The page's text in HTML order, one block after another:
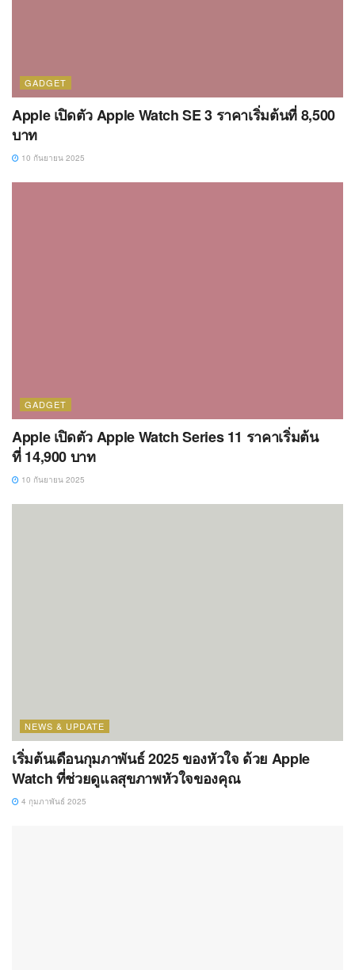
GADGET
Apple เปิดตัว Apple Watch SE 3 ราคาเริ่มต้นที่ 8,500
บาท
10 กันยายน 2025
GADGET
Apple เปิดตัว Apple Watch Series 11 ราคาเริ่มต้น
ที่ 14,900 บาท
10 กันยายน 2025
NEWS & UPDATE
เริ่มต้นเดือนกุมภาพันธ์ 2025 ของหัวใจ ด้วย Apple
Watch ที่ช่วยดูแลสุขภาพหัวใจของคุณ
4 กุมภาพันธ์ 2025